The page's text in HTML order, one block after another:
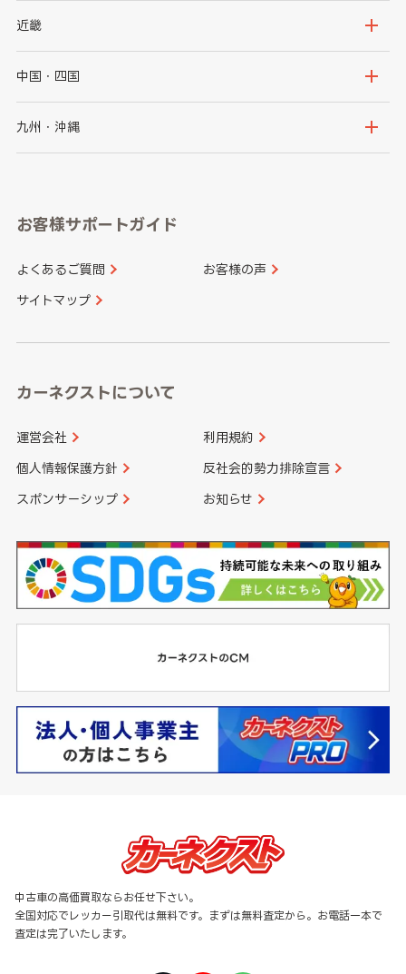
秋田県
群馬県
千葉県
新潟県
石川県
山梨県
愛知県
近畿
大阪府
京都府
和歌山県
中国・四国
鳥取県
山口県
香川県 愛媛県
九州・沖縄
長崎県
大分県 宮崎県
お客様サポートガイド
よくあるご質問 お客様の声
サイトマップ
カーネクストについて
運営会社 利用規約
個人情報保護方針 反社会的勢力排除宣言
スポンサーシップ お知らせ
中古車の高価買取ならお任せ下さい。
全国対応でレッカー引取代は無料です。まずは無料査定から。お電話一本で
査定は完了いたします。